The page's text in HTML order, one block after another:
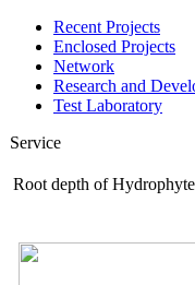
Recent Projects
Enclosed Projects
Network
Research and
Test Laboratory
Service
Root depth of